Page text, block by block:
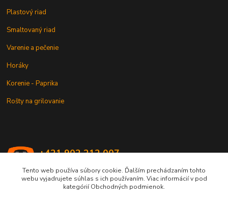
Plastový riad
Smaltovaný riad
Varenie a pečenie
Horáky
Korenie - Paprika
Rošty na grilovanie
+421 902 212 007
Tento web používa súbory cookie. Ďalším prechádzaním tohto
webu vyjadrujete súhlas s ich používaním. Viac informácií v pod
kategórií Obchodných podmienok.